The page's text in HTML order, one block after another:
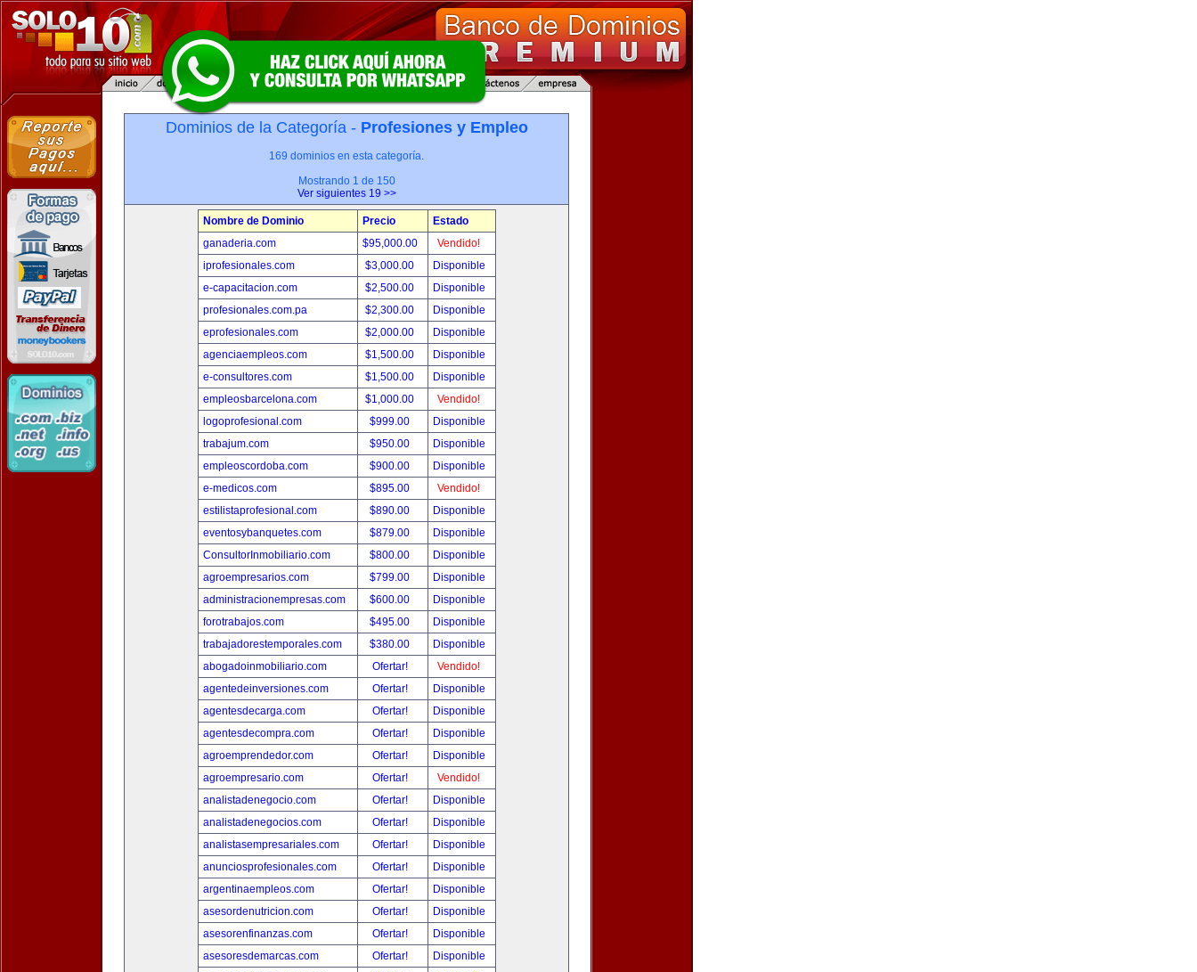
Dominios de la Categoría - Profesiones y Empleo
169 dominios en esta categoría.
Mostrando 1 de 150
Ver siguientes 19 >>
Nombre de Dominio Precio
Estado
ganaderia.com
$95,000.00
Vendido!
iprofesionales.com
$3,000.00
Disponible
e-capacitacion.com
$2,500.00
Disponible
profesionales.com.pa
$2,300.00
Disponible
eprofesionales.com
$2,000.00
Disponible
agenciaempleos.com
$1,500.00
Disponible
e-consultores.com
$1,500.00
Disponible
empleosbarcelona.com
$1,000.00
Vendido!
logoprofesional.com
$999.00
Disponible
trabajum.com
$950.00
Disponible
empleoscordoba.com
$900.00
Disponible
e-medicos.com
$895.00
Vendido!
estilistaprofesional.com
$890.00
Disponible
eventosybanquetes.com
$879.00
Disponible
ConsultorInmobiliario.com
$800.00
Disponible
agroempresarios.com
$799.00
Disponible
administracionempresas.com
$600.00
Disponible
forotrabajos.com
$495.00
Disponible
trabajadorestemporales.com
$380.00
Disponible
abogadoinmobiliario.com
Ofertar!
Vendido!
agentedeinversiones.com
Ofertar!
Disponible
agentesdecarga.com
Ofertar!
Disponible
agentesdecompra.com
Ofertar!
Disponible
agroemprendedor.com
Ofertar!
Disponible
agroempresario.com
Ofertar!
Vendido!
analistadenegocio.com
Ofertar!
Disponible
analistadenegocios.com
Ofertar!
Disponible
analistasempresariales.com
Ofertar!
Disponible
anunciosprofesionales.com
Ofertar!
Disponible
argentinaempleos.com
Ofertar!
Disponible
asesordenutricion.com
Ofertar!
Disponible
asesorenfinanzas.com
Ofertar!
Disponible
asesoresdemarcas.com
Ofertar!
Disponible